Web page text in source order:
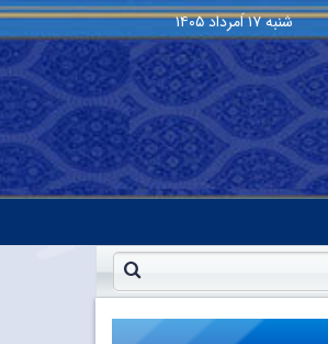
شنبه۱۷ اَمرداد ۱۴۰۵